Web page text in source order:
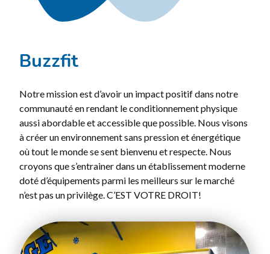
Buzzfit
Notre mission est d’avoir un impact positif dans notre
communauté en rendant le conditionnement physique
aussi abordable et accessible que possible. Nous visons
à créer un environnement sans pression et énergétique
où tout le monde se sent bienvenu et respecte. Nous
croyons que s’entrainer dans un établissement moderne
doté d’équipements parmi les meilleurs sur le marché
n’est pas un privilège. C’EST VOTRE DROIT!